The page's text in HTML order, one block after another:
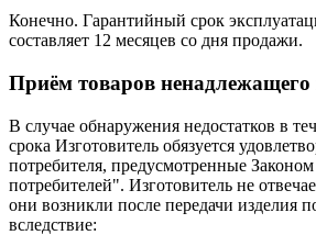
Конечно. Гарантийный срок
составляет 12 месяцев со дня продажи.
Приём товаров ненадлежащего
В случае обнаружения недостатков в
срока Изготовитель обязуется
потребителя, предусмотренные
потребителей". Изготовитель не
они возникли после передачи изделия
вследствие: